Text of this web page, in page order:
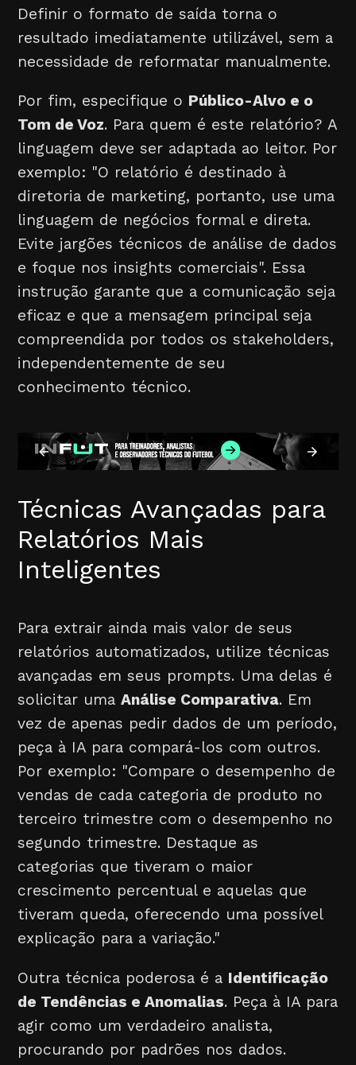
Definir o formato de saída torna o
resultado imediatamente utilizável, sem a
necessidade de reformatar manualmente.
Por fim, especifique o Público-Alvo e o
Tom de Voz. Para quem é este relatório? A
linguagem deve ser adaptada ao leitor. Por
exemplo: "O relatório é destinado à
diretoria de marketing, portanto, use uma
linguagem de negócios formal e direta.
Evite jargões técnicos de análise de dados
e foque nos insights comerciais". Essa
instrução garante que a comunicação seja
eficaz e que a mensagem principal seja
compreendida por todos os stakeholders,
independentemente de seu
conhecimento técnico.
Técnicas Avançadas para
Relatórios Mais
Inteligentes
Para extrair ainda mais valor de seus
relatórios automatizados, utilize técnicas
avançadas em seus prompts. Uma delas é
solicitar umaAnálise Comparativa. Em
vez de apenas pedir dados de um período,
peça à IA para compará-los com outros.
Por exemplo: "Compare o desempenho de
vendas de cada categoria de produto no
terceiro trimestre com o desempenho no
segundo trimestre. Destaque as
categorias que tiveram o maior
crescimento percentual e aquelas que
tiveram queda, oferecendo uma possível
explicação para a variação."
Outra técnica poderosa é a Identificação
de Tendências e Anomalias. Peça à IA para
agir como um verdadeiro analista,
procurando por padrões nos dados.